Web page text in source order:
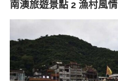
南澳旅遊景點 2 漁村風情